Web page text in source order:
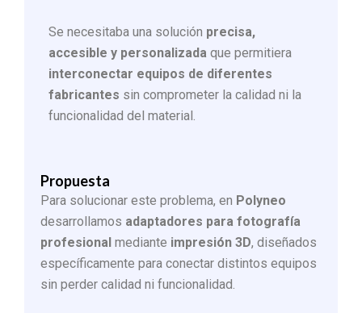
Se necesitaba una solución precisa,
accesible y personalizada que permitiera
interconectar equipos de diferentes
fabricantes sin comprometer la calidad ni la
funcionalidad del material.
Propuesta
Para solucionar este problema, en Polyneo
desarrollamos adaptadores para fotografía
profesional mediante impresión 3D, diseñados
específicamente para conectar distintos equipos
sin perder calidad ni funcionalidad.